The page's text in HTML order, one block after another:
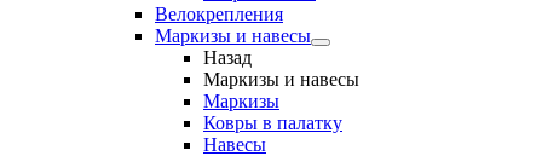
Велокрепления
Маркизы и навесы
Назад
Маркизы и навесы
Маркизы
Ковры в палатку
Навесы